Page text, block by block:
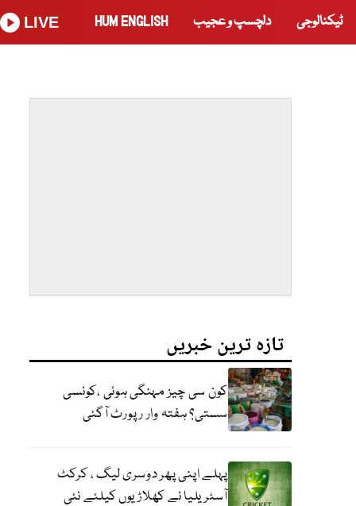
ٹیکنالوجی دلچسپ و عجیب HUM ENGLISH
LIVE
تازہ ترین خبریں
کون سی چیز مہنگی ہوئی ،کونسی
سستی؟ ہفتہ وار رپورٹ آگئی
پہلے اپنی پھر دوسری لیگ ، کرکٹ
آسٹریلیا نے کھلاڑیوں کیلئے نئی